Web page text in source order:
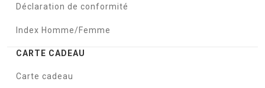
Déclaration de conformité
Index Homme/Femme
CARTE CADEAU
Carte cadeau